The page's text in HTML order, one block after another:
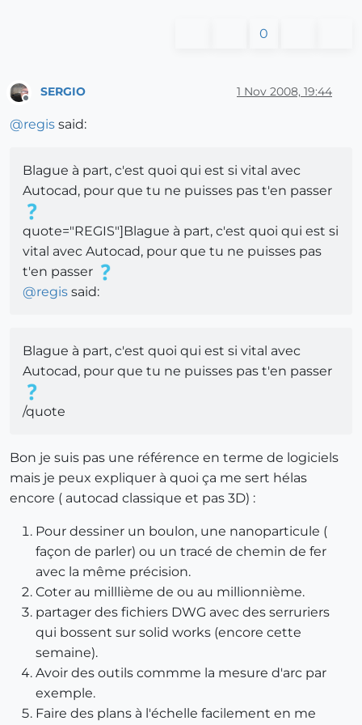
0
Offline
SERGIO 1 Nov 2008, 19:44
@regis said:
Blague à part, c'est quoi qui est si vital avec
Autocad, pour que tu ne puisses pas t'en passer
quote="REGIS"]Blague à part, c'est quoi qui est si
vital avec Autocad, pour que tu ne puisses pas
t'en passer
@regis said:
Blague à part, c'est quoi qui est si vital avec
Autocad, pour que tu ne puisses pas t'en passer
/quote
Bon je suis pas une référence en terme de logiciels
mais je peux expliquer à quoi ça me sert hélas
encore ( autocad classique et pas 3D) :
Pour dessiner un boulon, une nanoparticule (
façon de parler) ou un tracé de chemin de fer
avec la même précision.
Coter au milllième de ou au millionnième.
partager des fichiers DWG avec des serruriers
qui bossent sur solid works (encore cette
semaine).
Avoir des outils commme la mesure d'arc par
exemple.
Faire des plans à l'échelle facilement en me